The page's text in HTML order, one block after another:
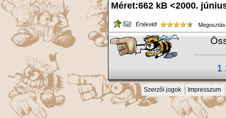
Méret:662 kB <2000.
Értékeld!
1
Szerzői jogok Impresszum